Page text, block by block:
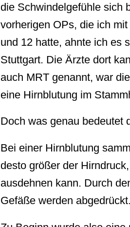
die Schwindelgefühle sich
vorherigen OPs, die ich
und 12 hatte, ahnte ich es
Stuttgart. Die Ärzte dort
auch MRT genannt, war
eine Hirnblutung im
Doch was genau bedeutet
Bei einer Hirnblutung
desto größer der
ausdehnen kann. Durch
Gefäße werden abgedrückt.